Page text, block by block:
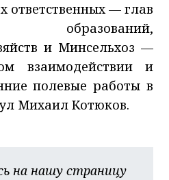
ответственных — глав
образований,
и Минсельхоз —
взаимодействии и
полевые работы в
Михаил Котюков.
на нашу страницу